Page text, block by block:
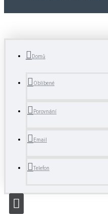
Domů
Oblíbené
Porovnání
Email
Telefon